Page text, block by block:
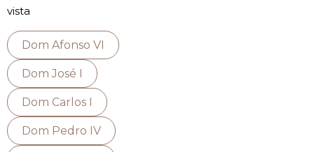
vista
Dom Afonso VI
Dom José I
Dom Carlos I
Dom Pedro IV